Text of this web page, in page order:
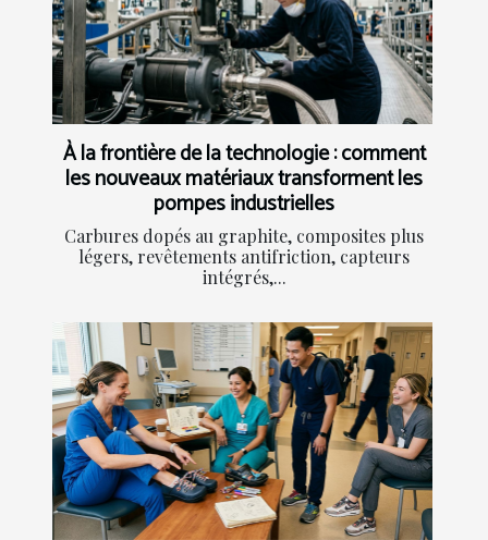
À la frontière de la technologie : comment
les nouveaux matériaux transforment les
pompes industrielles
Carbures dopés au graphite, composites plus
légers, revêtements antifriction, capteurs
intégrés,...